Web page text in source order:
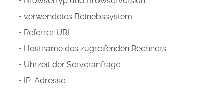
• verwendetes Betriebssystem
• Referrer URL
• Hostname des zugreifenden Rechners
• Uhrzeit der Serveranfrage
• IP-Adresse